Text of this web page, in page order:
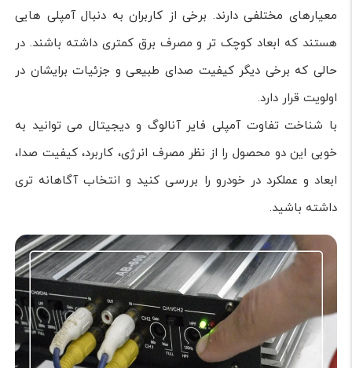
معیارهای مختلفی دارند. برخی از کاربران به دنبال آمپلی هایی
هستند که ابعاد کوچک تر و مصرف برق کمتری داشته باشند. در
حالی که برخی دیگر کیفیت صدای طبیعی و جزئیات برایشان در
اولویت قرار دارد.
با شناخت تفاوت آمپلی فایر آنالوگ و دیجیتال می توانید به
خوبی این دو محصول را از نظر مصرف انرژی، کاربرد، کیفیت صدا،
ابعاد و عملکرد در خودرو را بررسی کنید و انتخاب آگاهانه تری
داشته باشید.